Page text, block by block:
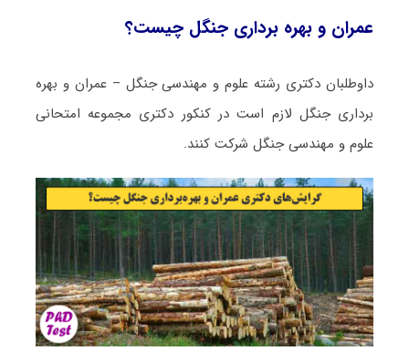
ﻋﻤﺮان و ﺑﻬﺮه ﺑﺮداری ﺟﻨﮕﻞ چیست؟
داوطلبان دکتری رشته علوم و مهندسی ﺟﻨﮕﻞ – ﻋﻤﺮان و ﺑﻬﺮه
ﺑﺮداری ﺟﻨﮕﻞ لازم است در کنکور دکتری مجموعه امتحانی
علوم و مهندسی ﺟﻨﮕﻞ شرکت کنند.